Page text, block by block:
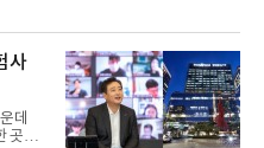
사
데
곳에